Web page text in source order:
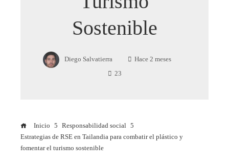
Sostenible
Diego Salvatierra Hace 2 meses
23
Inicio
Responsabilidad social
Estrategias de RSE en Tailandia para combatir el plástico y
fomentar el turismo sostenible